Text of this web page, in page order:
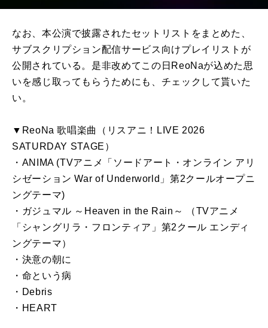
なお、本公演で披露されたセットリストをまとめた、
サブスクリプション配信サービス向けプレイリストが
公開されている。是非改めてこの日ReoNaが込めた思
いを感じ取ってもらうためにも、チェックして貰いた
い。
▼ReoNa 歌唱楽曲（リスアニ！LIVE 2026
SATURDAY STAGE）
・ANIMA (TVアニメ「ソードアート・オンライン アリ
シゼーション War of Underworld」第2クールオープニ
ングテーマ)
・ガジュマル ～Heaven in the Rain～ （TVアニメ
「シャングリラ・フロンティア」第2クール エンディ
ングテーマ）
・決意の朝に
・命という病
・Debris
・HEART